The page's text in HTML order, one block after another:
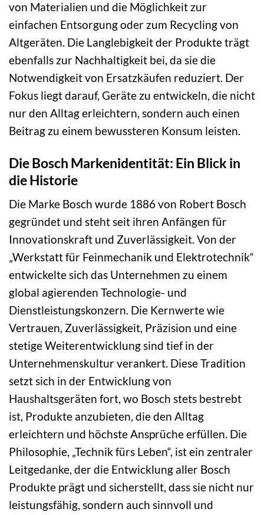
von Materialien und die Möglichkeit zur
einfachen Entsorgung oder zum Recycling von
Altgeräten. Die Langlebigkeit der Produkte trägt
ebenfalls zur Nachhaltigkeit bei, da sie die
Notwendigkeit von Ersatzkäufen reduziert. Der
Fokus liegt darauf, Geräte zu entwickeln, die nicht
nur den Alltag erleichtern, sondern auch einen
Beitrag zu einem bewussteren Konsum leisten.
Die Bosch Markenidentität: Ein Blick in
die Historie
Die Marke Bosch wurde 1886 von Robert Bosch
gegründet und steht seit ihren Anfängen für
Innovationskraft und Zuverlässigkeit. Von der
„Werkstatt für Feinmechanik und Elektrotechnik“
entwickelte sich das Unternehmen zu einem
global agierenden Technologie- und
Dienstleistungskonzern. Die Kernwerte wie
Vertrauen, Zuverlässigkeit, Präzision und eine
stetige Weiterentwicklung sind tief in der
Unternehmenskultur verankert. Diese Tradition
setzt sich in der Entwicklung von
Haushaltsgeräten fort, wo Bosch stets bestrebt
ist, Produkte anzubieten, die den Alltag
erleichtern und höchste Ansprüche erfüllen. Die
Philosophie, „Technik fürs Leben“, ist ein zentraler
Leitgedanke, der die Entwicklung aller Bosch
Produkte prägt und sicherstellt, dass sie nicht nur
leistungsfähig, sondern auch sinnvoll und